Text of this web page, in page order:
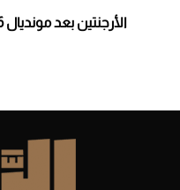
الأرجنتين بعد مونديال 2026